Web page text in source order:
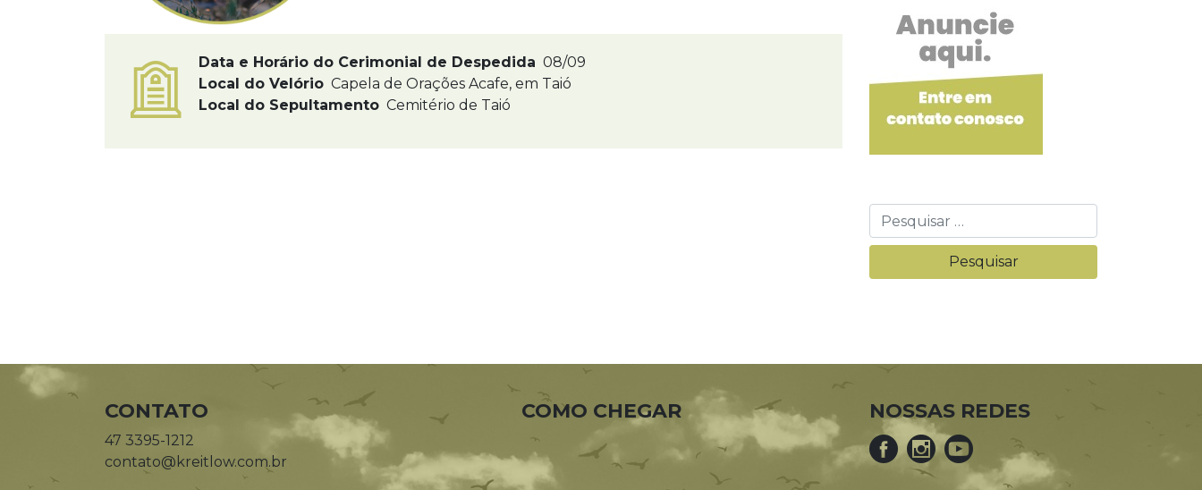
Data e Horário do Cerimonial de Despedida 08/09
Local do Velório Capela de Orações Acafe, em Taió
Local do Sepultamento Cemitério de Taió
CONTATO
47 3395-1212
contato@kreitlow.com.br
COMO CHEGAR NOSSAS REDES